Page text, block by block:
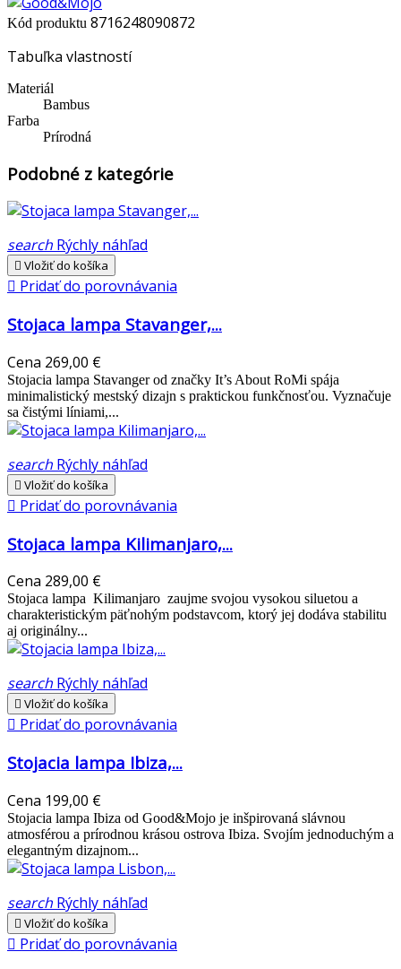
Kód produktu 8716248090872
Tabuľka vlastností
Materiál
Bambus
Farba
Prírodná
Podobné z kategórie
search Rýchly náhľad
 Vložiť do košíka
 Pridať do porovnávania
Stojaca lampa Stavanger,...
Cena 269,00 €
Stojacia lampa Stavanger od značky It’s About RoMi spája
minimalistický mestský dizajn s praktickou funkčnosťou. Vyznačuje
sa čistými líniami,...
search Rýchly náhľad
 Vložiť do košíka
 Pridať do porovnávania
Stojaca lampa Kilimanjaro,...
Cena 289,00 €
Stojaca lampa Kilimanjaro zaujme svojou vysokou siluetou a
charakteristickým päťnohým podstavcom, ktorý jej dodáva stabilitu
aj originálny...
search Rýchly náhľad
 Vložiť do košíka
 Pridať do porovnávania
Stojacia lampa Ibiza,...
Cena 199,00 €
Stojacia lampa Ibiza od Good&Mojo je inšpirovaná slávnou
atmosférou a prírodnou krásou ostrova Ibiza. Svojím jednoduchým a
elegantným dizajnom...
search Rýchly náhľad
 Vložiť do košíka
 Pridať do porovnávania